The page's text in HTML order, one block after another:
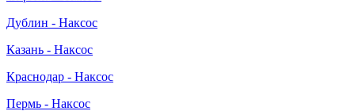
Дублин - Наксос
Казань - Наксос
Краснодар - Наксос
Пермь - Наксос